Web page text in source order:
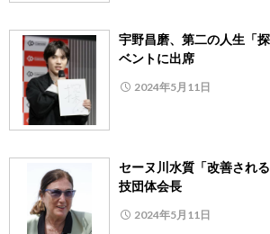
宇野昌磨、第二の人生「
ベントに出席
2024年5月11日
セーヌ川水質「改善され
技団体会長
2024年5月11日